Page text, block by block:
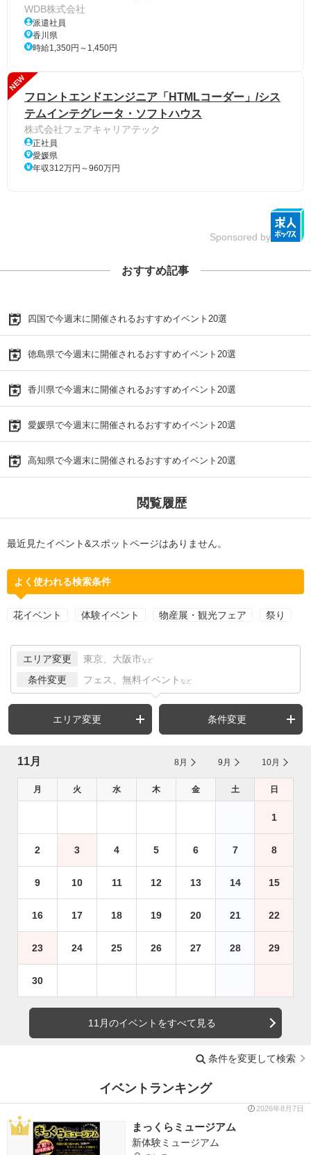
WDB株式会社
派遣社員
香川県
時給1,350円～1,450円
NEW
フロントエンドエンジニア「HTMLコーダー」/シス
テムインテグレータ・ソフトハウス
株式会社フェアキャリアテック
正社員
愛媛県
年収312万円～960万円
Sponsored by
おすすめ記事
四国で今週末に開催されるおすすめイベント20選
徳島県で今週末に開催されるおすすめイベント20選
香川県で今週末に開催されるおすすめイベント20選
愛媛県で今週末に開催されるおすすめイベント20選
高知県で今週末に開催されるおすすめイベント20選
閲覧履歴
最近見たイベント&スポットページはありません。
よく使われる検索条件
花イベント 体験イベント 物産展・観光フェア 祭り
エリア変更 東京、大阪市 など
条件変更 フェス、無料イベント など
エリア変更 条件変更
11月 8月 9月 10月
月 火 水 木 金 土 日
1
2 3 4 5 6 7 8
9 10 11 12 13 14 15
16 17 18 19 20 21 22
23 24 25 26 27 28 29
30
11月のイベントをすべて見る
条件を変更して検索
イベントランキング
2026年8月7日
まっくらミュージアム
新体験ミュージアム